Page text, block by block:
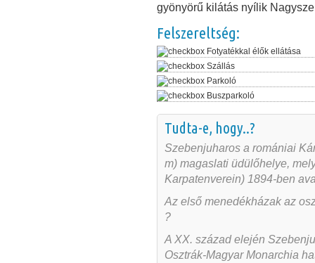
gyönyörű kilátás nyílik
Felszereltség:
Fotyatékkal élők ellátása
Szállás
Parkoló
Buszparkoló
Tudta-e, hogy..?
Szebenjuharos a romániai
m) magaslati üdülőhelye,
Karpatenverein) 1894-ben
Az első menedékházak az
?
A XX. század elején
Osztrák-Magyar Monarchia